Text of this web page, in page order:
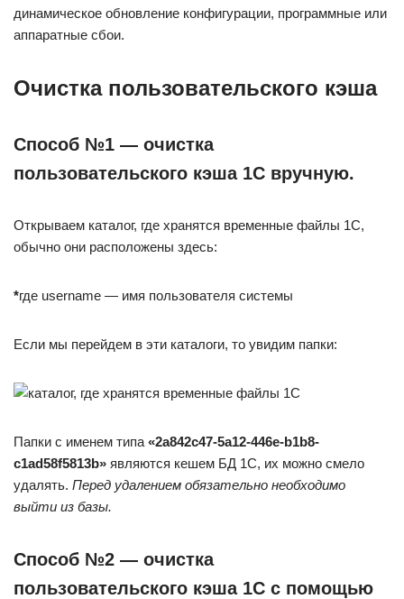
динамическое обновление конфигурации, программные или
аппаратные сбои.
Очистка пользовательского кэша
Cпособ №1 — очистка
пользовательского кэша 1С вручную.
Открываем каталог, где хранятся временные файлы 1С,
обычно они расположены здесь:
*где username — имя пользователя системы
Если мы перейдем в эти каталоги, то увидим папки:
Папки с именем типа «2a842c47-5a12-446e-b1b8-
c1ad58f5813b» являются кешем БД 1С, их можно смело
удалять. Перед удалением обязательно необходимо
выйти из базы.
Способ №2 — очистка
пользовательского кэша 1С с помощью